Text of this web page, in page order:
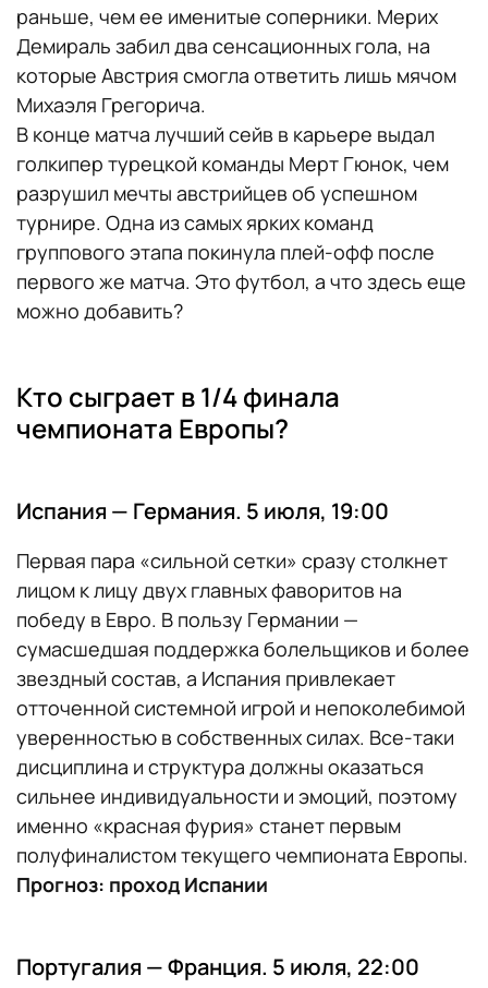
раньше, чем ее именитые соперники. Мерих
Демираль забил два сенсационных гола, на
которые Австрия смогла ответить лишь мячом
Михаэля Грегорича.
В конце матча лучший сейв в карьере выдал
голкипер турецкой команды Мерт Гюнок, чем
разрушил мечты австрийцев об успешном
турнире. Одна из самых ярких команд
группового этапа покинула плей-офф после
первого же матча. Это футбол, а что здесь еще
можно добавить?
Кто сыграет в 1/4 финала
чемпионата Европы?
Испания — Германия. 5 июля, 19:00
Первая пара «сильной сетки» сразу столкнет
лицом к лицу двух главных фаворитов на
победу в Евро. В пользу Германии —
сумасшедшая поддержка болельщиков и более
звездный состав, а Испания привлекает
отточенной системной игрой и непоколебимой
уверенностью в собственных силах. Все-таки
дисциплина и структура должны оказаться
сильнее индивидуальности и эмоций, поэтому
именно «красная фурия» станет первым
полуфиналистом текущего чемпионата Европы.
Прогноз: проход Испании
Португалия — Франция. 5 июля, 22:00